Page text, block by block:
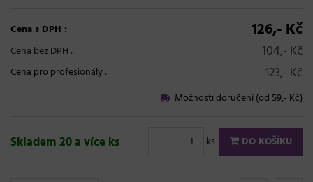
Cena s DPH : 126,- Kč
Cena bez DPH : 104,- Kč
Cena pro profesionály: 123,- Kč
Možnosti doručení (od 59,- Kč)
Skladem 20 a více ks ks DO KOŠÍKU